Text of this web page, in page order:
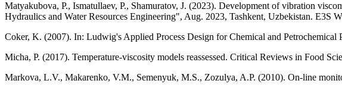
Matyakubova, P., Ismatullaev, P., Shamuratov, J. (2023). Development of vibration
Hydraulics and Water Resources Engineering", Aug. 2023, Tashkent, Uzbekistan. E3S
Coker, K. (2007). In: Ludwig's Applied Process Design for Chemical and Petrochemical
Micha, P. (2017). Temperature-viscosity models reassessed. Critical Reviews in Food
Markova, L.V., Makarenko, V.M., Semenyuk, M.S., Zozulya, A.P. (2010). On-line